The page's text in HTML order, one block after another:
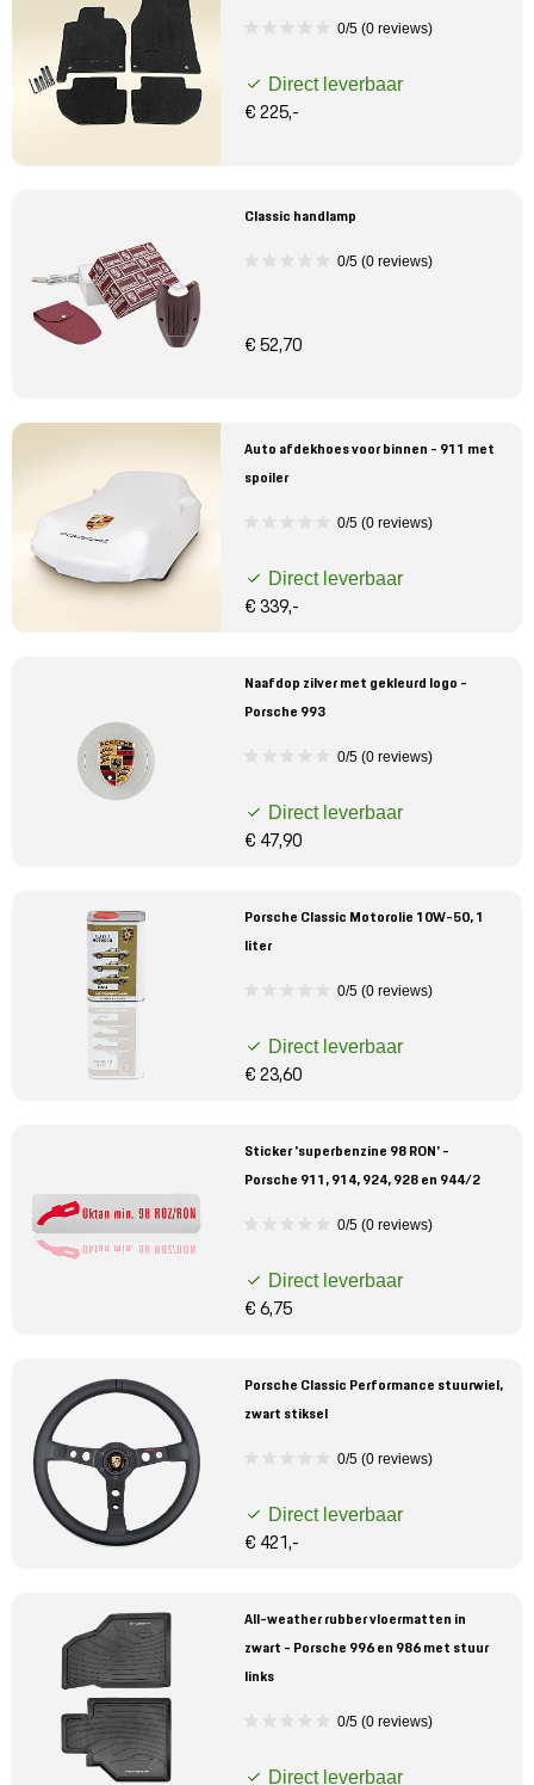
0/5 (0 reviews)
Direct leverbaar
€ 225,-
Classic handlamp
0/5 (0 reviews)
€ 52,70
Auto afdekhoes voor binnen - 911 met
spoiler
0/5 (0 reviews)
Direct leverbaar
€ 339,-
Naafdop zilver met gekleurd logo -
Porsche 993
0/5 (0 reviews)
Direct leverbaar
€ 47,90
Porsche Classic Motorolie 10W-50, 1
liter
0/5 (0 reviews)
Direct leverbaar
€ 23,60
Sticker 'superbenzine 98 RON' -
Porsche 911, 914, 924, 928 en 944/2
0/5 (0 reviews)
Direct leverbaar
€ 6,75
Porsche Classic Performance stuurwiel,
zwart stiksel
0/5 (0 reviews)
Direct leverbaar
€ 421,-
All-weather rubber vloermatten in
zwart - Porsche 996 en 986 met stuur
links
0/5 (0 reviews)
Direct leverbaar